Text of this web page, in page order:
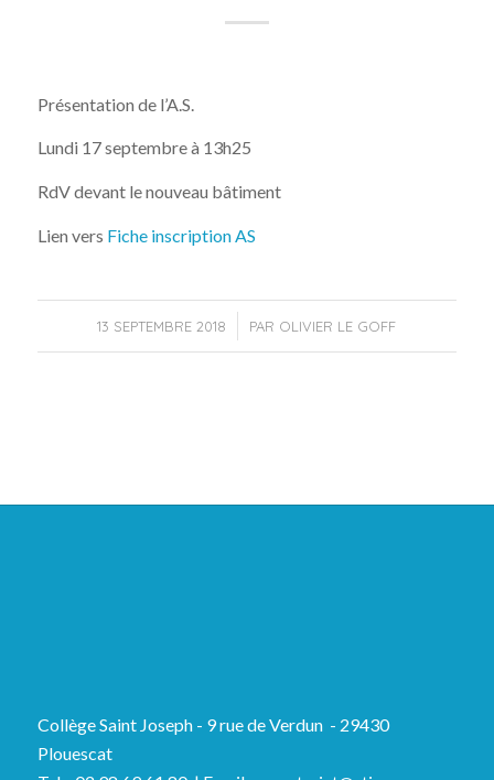
Présentation de l’A.S.
Lundi 17 septembre à 13h25
RdV devant le nouveau bâtiment
Lien vers Fiche inscription AS
13 SEPTEMBRE 2018
/ PAR OLIVIER LE GOFF
Collège Saint Joseph - 9 rue de Verdun - 29430
Plouescat